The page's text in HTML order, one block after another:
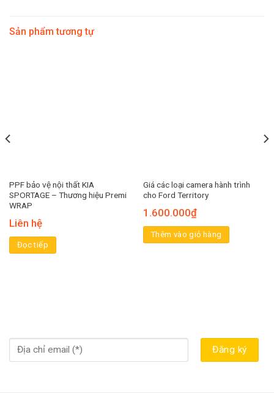
Sản phẩm tương tự
PPF bảo vệ nội thất KIA
SPORTAGE – Thương hiệu Premi
WRAP
Liên hệ
Đọc tiếp
Giá các loại camera hành trình
cho Ford Territory
1.600.000₫
Thêm vào giỏ hàng